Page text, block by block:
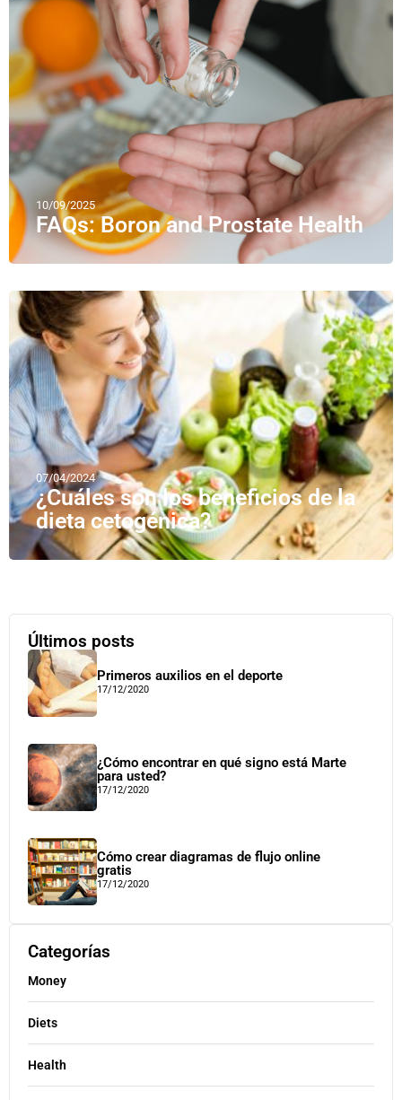
10/09/2025
FAQs: Boron and Prostate Health
07/04/2024
¿Cuáles son los beneficios de la
dieta cetogénica?
Últimos posts
Primeros auxilios en el deporte
17/12/2020
¿Cómo encontrar en qué signo está Marte
para usted?
17/12/2020
Cómo crear diagramas de flujo online
gratis
17/12/2020
Categorías
Money
Diets
Health